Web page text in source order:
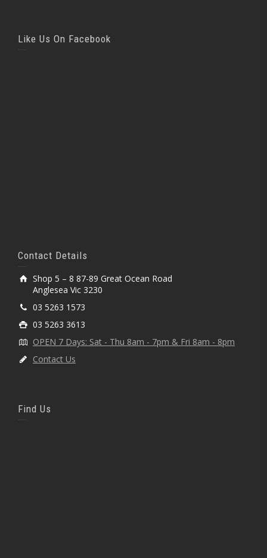
Like Us On Facebook
Contact Details
Shop 5 – 8 87-89 Great Ocean Road
Anglesea Vic 3230
03 5263 1573
03 5263 3613
OPEN 7 Days: Sat - Thu 8am - 7pm & Fri 8am - 8pm
Contact Us
Find Us